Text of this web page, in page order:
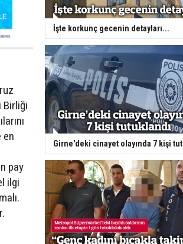
Birliği
en
pay
ilgi
İşte korkunç gecenin detayları...
Girne'deki cinayet olayında 7 kişi